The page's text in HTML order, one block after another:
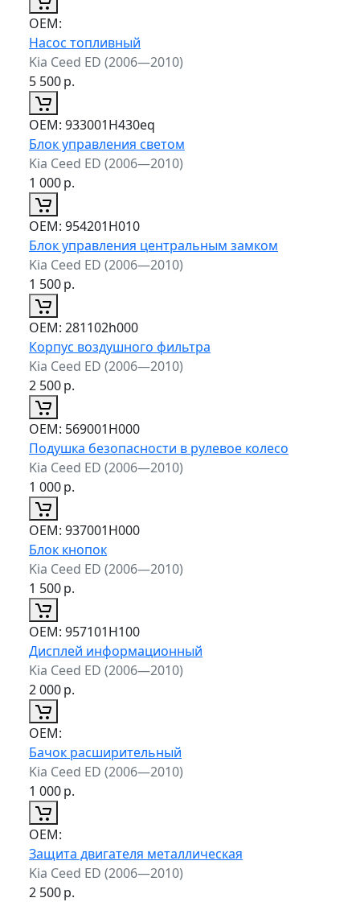
ОЕМ:
Насос топливный
Kia Ceed ED (2006—2010)
5 500р.
ОЕМ: 933001H430eq
Блок управления светом
Kia Ceed ED (2006—2010)
1 000р.
ОЕМ: 954201H010
Блок управления центральным замком
Kia Ceed ED (2006—2010)
1 500р.
ОЕМ: 281102h000
Корпус воздушного фильтра
Kia Ceed ED (2006—2010)
2 500р.
ОЕМ: 569001H000
Подушка безопасности в рулевое колесо
Kia Ceed ED (2006—2010)
1 000р.
ОЕМ: 937001H000
Блок кнопок
Kia Ceed ED (2006—2010)
1 500р.
ОЕМ: 957101H100
Дисплей информационный
Kia Ceed ED (2006—2010)
2 000р.
ОЕМ:
Бачок расширительный
Kia Ceed ED (2006—2010)
1 000р.
ОЕМ:
Защита двигателя металлическая
Kia Ceed ED (2006—2010)
2 500р.